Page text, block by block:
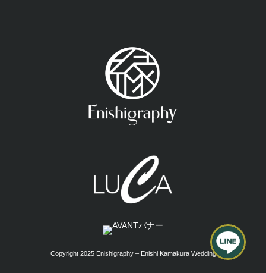
Copyright 2025 Enishigraphy – Enishi Kamakura Wedding